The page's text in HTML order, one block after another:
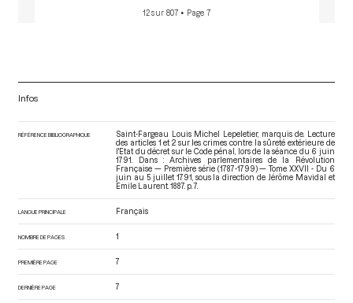
12 sur 807 • Page 7
Infos
RÉFÉRENCE BIBLIOGRAPHIQUE
Saint-Fargeau Louis Michel Lepeletier, marquis de. Lecture
des articles 1 et 2 sur les crimes contre la sûreté extérieure de
l'Etat du décret sur le Code pénal, lors de la séance du 6 juin
1791. Dans : Archives parlementaires de la Révolution
Française — Première série (1787-1799) — Tome XXVII - Du 6
juin au 5 juillet 1791 , sous la direction de Jérôme Mavidal et
Emile Laurent. 1887. p. 7.
LANGUE PRINCIPALE Français
NOMBRE DE PAGES 1
PREMIÈRE PAGE 7
DERNIÈRE PAGE 7